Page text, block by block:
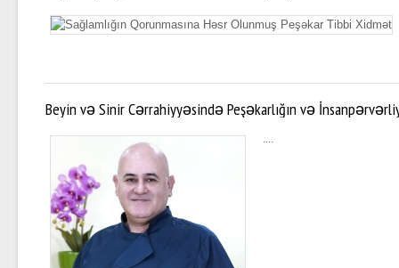
Beyin və Sinir Cərrahiyyəsində Peşəkarlığın və
Allahverdiyev